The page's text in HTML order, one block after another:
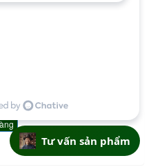
- Striga asiatica - Túi
Tư vấn sản phẩm